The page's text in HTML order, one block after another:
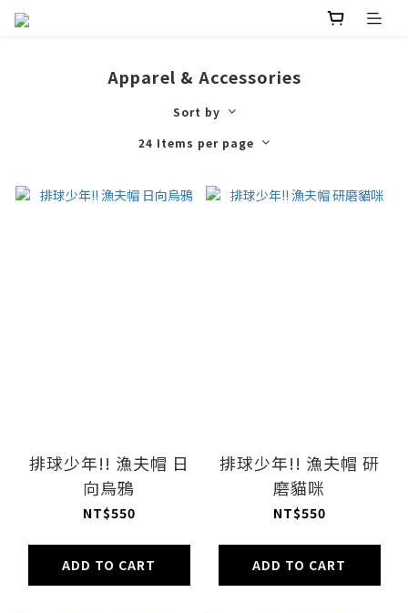
Apparel & Accessories
Sort by
24 Items per page
排球少年!! 漁夫帽 日
向烏鴉
NT$550
ADD TO CART
排球少年!! 漁夫帽 研
磨貓咪
NT$550
ADD TO CART